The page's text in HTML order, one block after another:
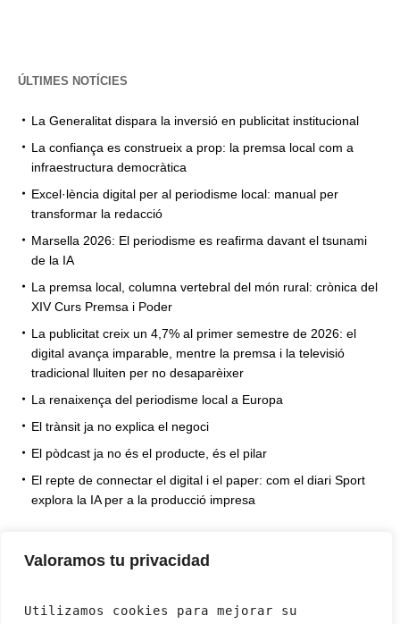
Valoramos tu privacidad
Utilizamos cookies para mejorar su
ÚLTIMES NOTÍCIES
La Generalitat dispara la inversió en publicitat institucional
La confiança es construeix a prop: la premsa local com a
infraestructura democràtica
Excel·lència digital per al periodisme local: manual per
transformar la redacció
Marsella 2026: El periodisme es reafirma davant el tsunami
de la IA
La premsa local, columna vertebral del món rural: crònica del
XIV Curs Premsa i Poder
La publicitat creix un 4,7% al primer semestre de 2026: el
digital avança imparable, mentre la premsa i la televisió
tradicional lluiten per no desaparèixer
La renaixença del periodisme local a Europa
El trànsit ja no explica el negoci
El pòdcast ja no és el producte, és el pilar
El repte de connectar el digital i el paper: com el diari Sport
explora la IA per a la producció impresa